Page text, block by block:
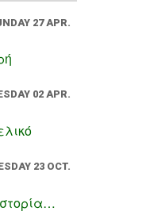
27 APR.
02 APR.
23 OCT.